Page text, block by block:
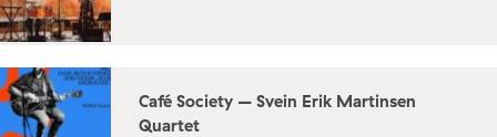
Café Society – Svein Erik Martinsen
Quartet